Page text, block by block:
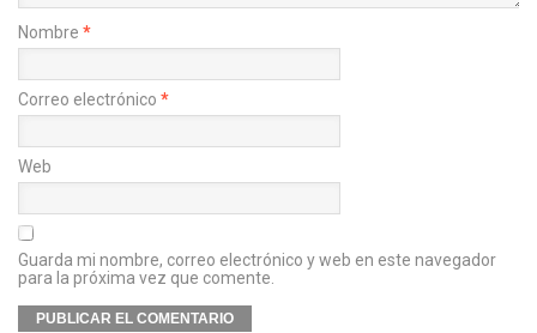
Nombre *
Correo electrónico *
Web
Guarda mi nombre, correo electrónico y web en este navegador
para la próxima vez que comente.